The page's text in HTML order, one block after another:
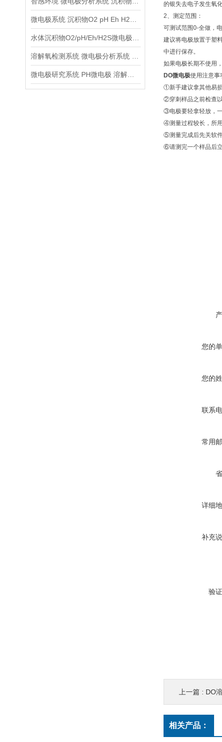
的银失去电子发生氧
2、测定范围：
可测试范围0-全做，
建议将电极放置于塑
中进行保存。
如果电极长期不使用
DO微电极使用注意事
①新手建议拿其他易
②穿刺样品之前检查
③电极要轻拿轻放，
④测量过程较长，所
⑤测量完成后先关软
⑥请测完一个样品后
您的
您的
联系
常用
详细
补充
验
上一篇 : DO
相关产品：